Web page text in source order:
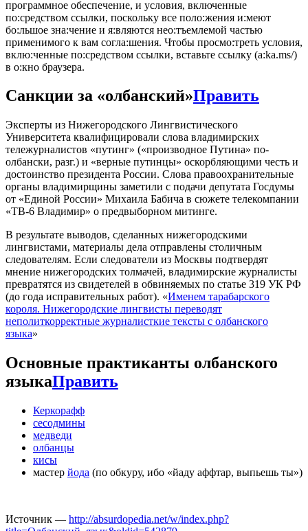
программное обеспечение, и условия, включенные
по:средством ссылки, поскольку все поло:жения и:меют
бо:льшое зна:чение и я:вляются нео:тъемлемой частью
применимого к вам согла:шения. Чтобы просмо:треть условия,
вклю:ченные по:средством ссылки, вставьте ссылку (a:ka.ms/)
в о:кно браузера.
Санкции за «олбанский»Править
Эксперты из Нижегородского Лингвистического
Университета квалифицировали слова владимирских
тележурналистов «путинг» («производное Путина» по-
олбански, разг.) и «верные путинцы» оскорбляющими честь и
достоинство президента России. Слова правоохранительные
органы владимирщины заметили с подачи депутата Госдумы
от «Единой России» Михаила Бабича в сюжете телекомпании
«ТВ-6 Владимир» о предвыборном митинге.
В результате выводов, сделанных нижегородскими
лингвистами, материалы дела отправлены столичным
следователям. Если следователи из Москвы подтвердят
мнение нижегородских толмачей, владимирские журналисты
превратятся из свидетелей в обвиняемых по статье 319 УК РФ
(до года исправительных работ). «Именем тарабарского
короля. Нижегородские лингвисты переводят
неполиткорректные журналисткие тексты с олбанского
языка»
Основные практиканты олбанского
языкаПравить
Керкорафф
сесодмины
медведи
олбанцы
кисы
мастер йода (по обкуру, ибо «йаду аффтар, выпьешь ты»)
Источник — http://absurdopedia.net/w/index.php?